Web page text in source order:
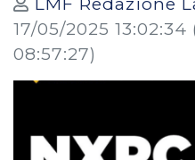
17/05/2025 13:02:34
08:57:27)